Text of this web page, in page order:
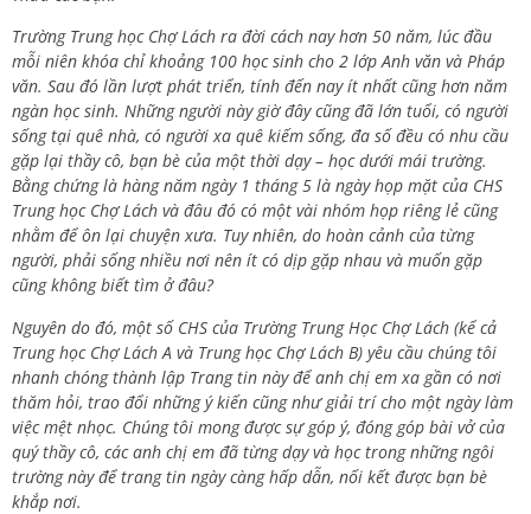
Trường Trung học Chợ Lách ra đời cách nay hơn 50 năm, lúc đầu
mỗi niên khóa chỉ khoảng 100 học sinh cho 2 lớp Anh văn và Pháp
văn. Sau đó lần lượt phát triển, tính đến nay ít nhất cũng hơn năm
ngàn học sinh. Những người này giờ đây cũng đã lớn tuổi, có người
sống tại quê nhà, có người xa quê kiếm sống, đa số đều có nhu cầu
gặp lại thầy cô, bạn bè của một thời dạy – học dưới mái trường.
Bằng chứng là hàng năm ngày 1 tháng 5 là ngày họp mặt của CHS
Trung học Chợ Lách và đâu đó có một vài nhóm họp riêng lẻ cũng
nhằm để ôn lại chuyện xưa. Tuy nhiên, do hoàn cảnh của từng
người, phải sống nhiều nơi nên ít có dịp gặp nhau và muốn gặp
cũng không biết tìm ở đâu?
Nguyên do đó, một số CHS của Trường Trung Học Chợ Lách (kể cả
Trung học Chợ Lách A và Trung học Chợ Lách B) yêu cầu chúng tôi
nhanh chóng thành lập Trang tin này để anh chị em xa gần có nơi
thăm hỏi, trao đổi những ý kiến cũng như giải trí cho một ngày làm
việc mệt nhọc. Chúng tôi mong được sự góp ý, đóng góp bài vở của
quý thầy cô, các anh chị em đã từng dạy và học trong những ngôi
trường này để trang tin ngày càng hấp dẫn, nối kết được bạn bè
khắp nơi.